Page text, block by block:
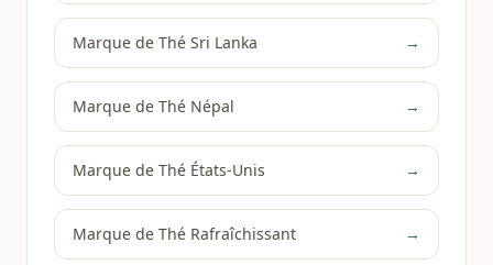
Marque de Thé Sri Lanka →
Marque de Thé Népal →
Marque de Thé États-Unis →
Marque de Thé Rafraîchissant →